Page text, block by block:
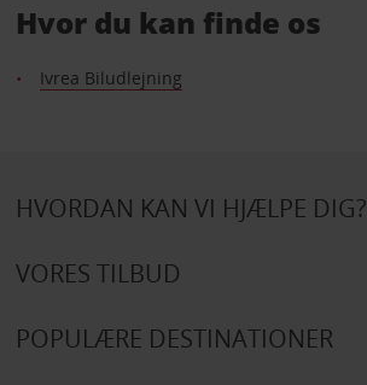
Hvor du kan finde os
Ivrea Biludlejning
HVORDAN KAN VI HJÆLPE DIG?
VORES TILBUD
POPULÆRE DESTINATIONER